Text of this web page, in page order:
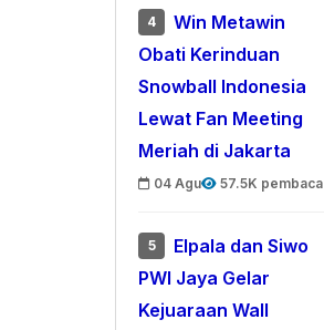
4
Win Metawin
Obati Kerinduan
Snowball Indonesia
Lewat Fan Meeting
Meriah di Jakarta
04 Agu 57.5K pembaca
5
Elpala dan Siwo
PWI Jaya Gelar
Kejuaraan Wall